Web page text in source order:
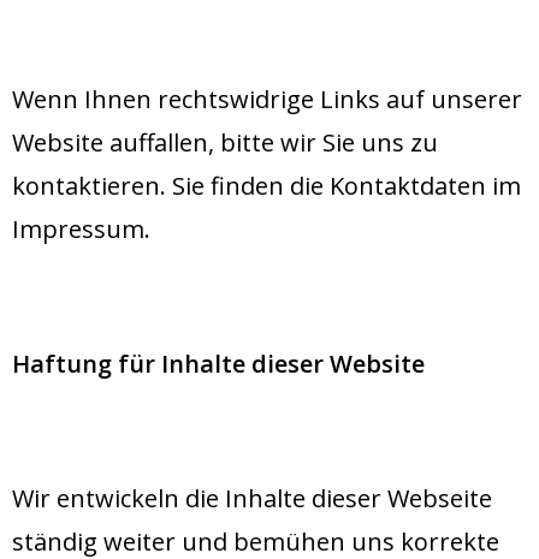
Wenn Ihnen rechtswidrige Links auf unserer
Website auffallen, bitte wir Sie uns zu
kontaktieren. Sie finden die Kontaktdaten im
Impressum.
Haftung für Inhalte dieser Website
Wir entwickeln die Inhalte dieser Webseite
ständig weiter und bemühen uns korrekte